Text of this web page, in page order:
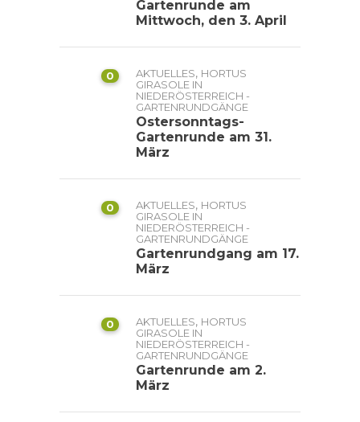
Gartenrunde am
Mittwoch, den 3. April
0 AKTUELLES, HORTUS
GIRASOLE IN
NIEDERÖSTERREICH -
GARTENRUNDGÄNGE
Ostersonntags-
Gartenrunde am 31.
März
0 AKTUELLES, HORTUS
GIRASOLE IN
NIEDERÖSTERREICH -
GARTENRUNDGÄNGE
Gartenrundgang am 17.
März
0 AKTUELLES, HORTUS
GIRASOLE IN
NIEDERÖSTERREICH -
GARTENRUNDGÄNGE
Gartenrunde am 2.
März